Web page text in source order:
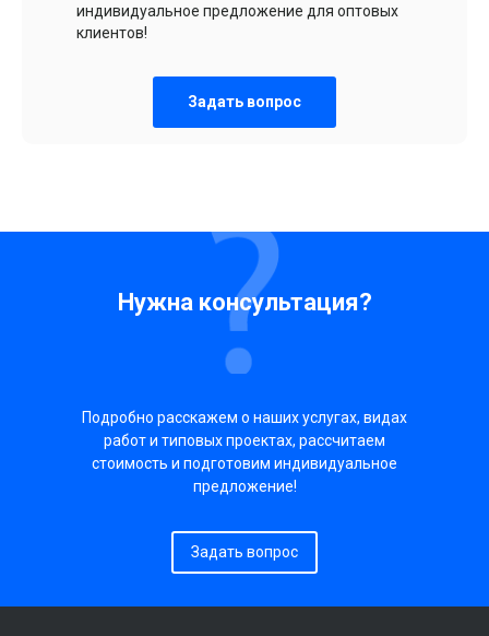
индивидуальное предложение для оптовых
клиентов!
Задать вопрос
Нужна консультация?
Подробно расскажем о наших услугах, видах
работ и типовых проектах, рассчитаем
стоимость и подготовим индивидуальное
предложение!
Задать вопрос